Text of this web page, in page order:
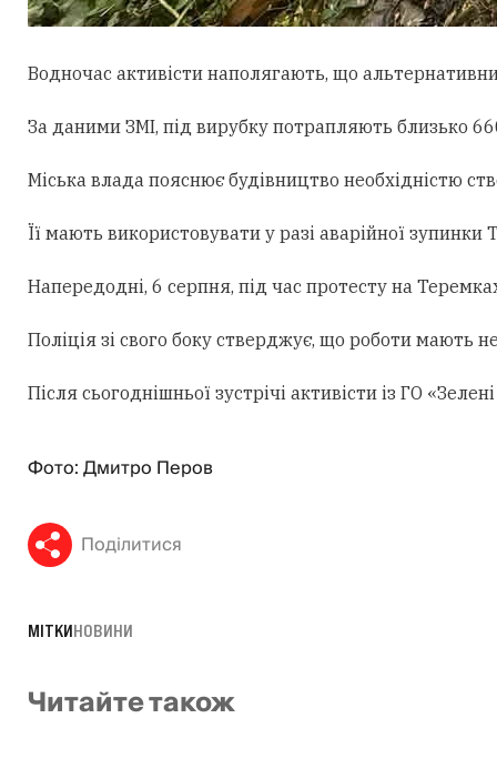
Водночас активісти наполягають, що
За даними ЗМІ, під вирубку потрапляють близько
Міська влада пояснює будівництво необхідністю
Її мають використовувати у разі аварійної
Напередодні, 6 серпня, під час протесту на
Поліція зі свого боку стверджує, що роботи мають
Після сьогоднішньої зустрічі активісти із ГО
Фото: Дмитро Перов
Поділитися
МІТКИНОВИНИ
Читайте також